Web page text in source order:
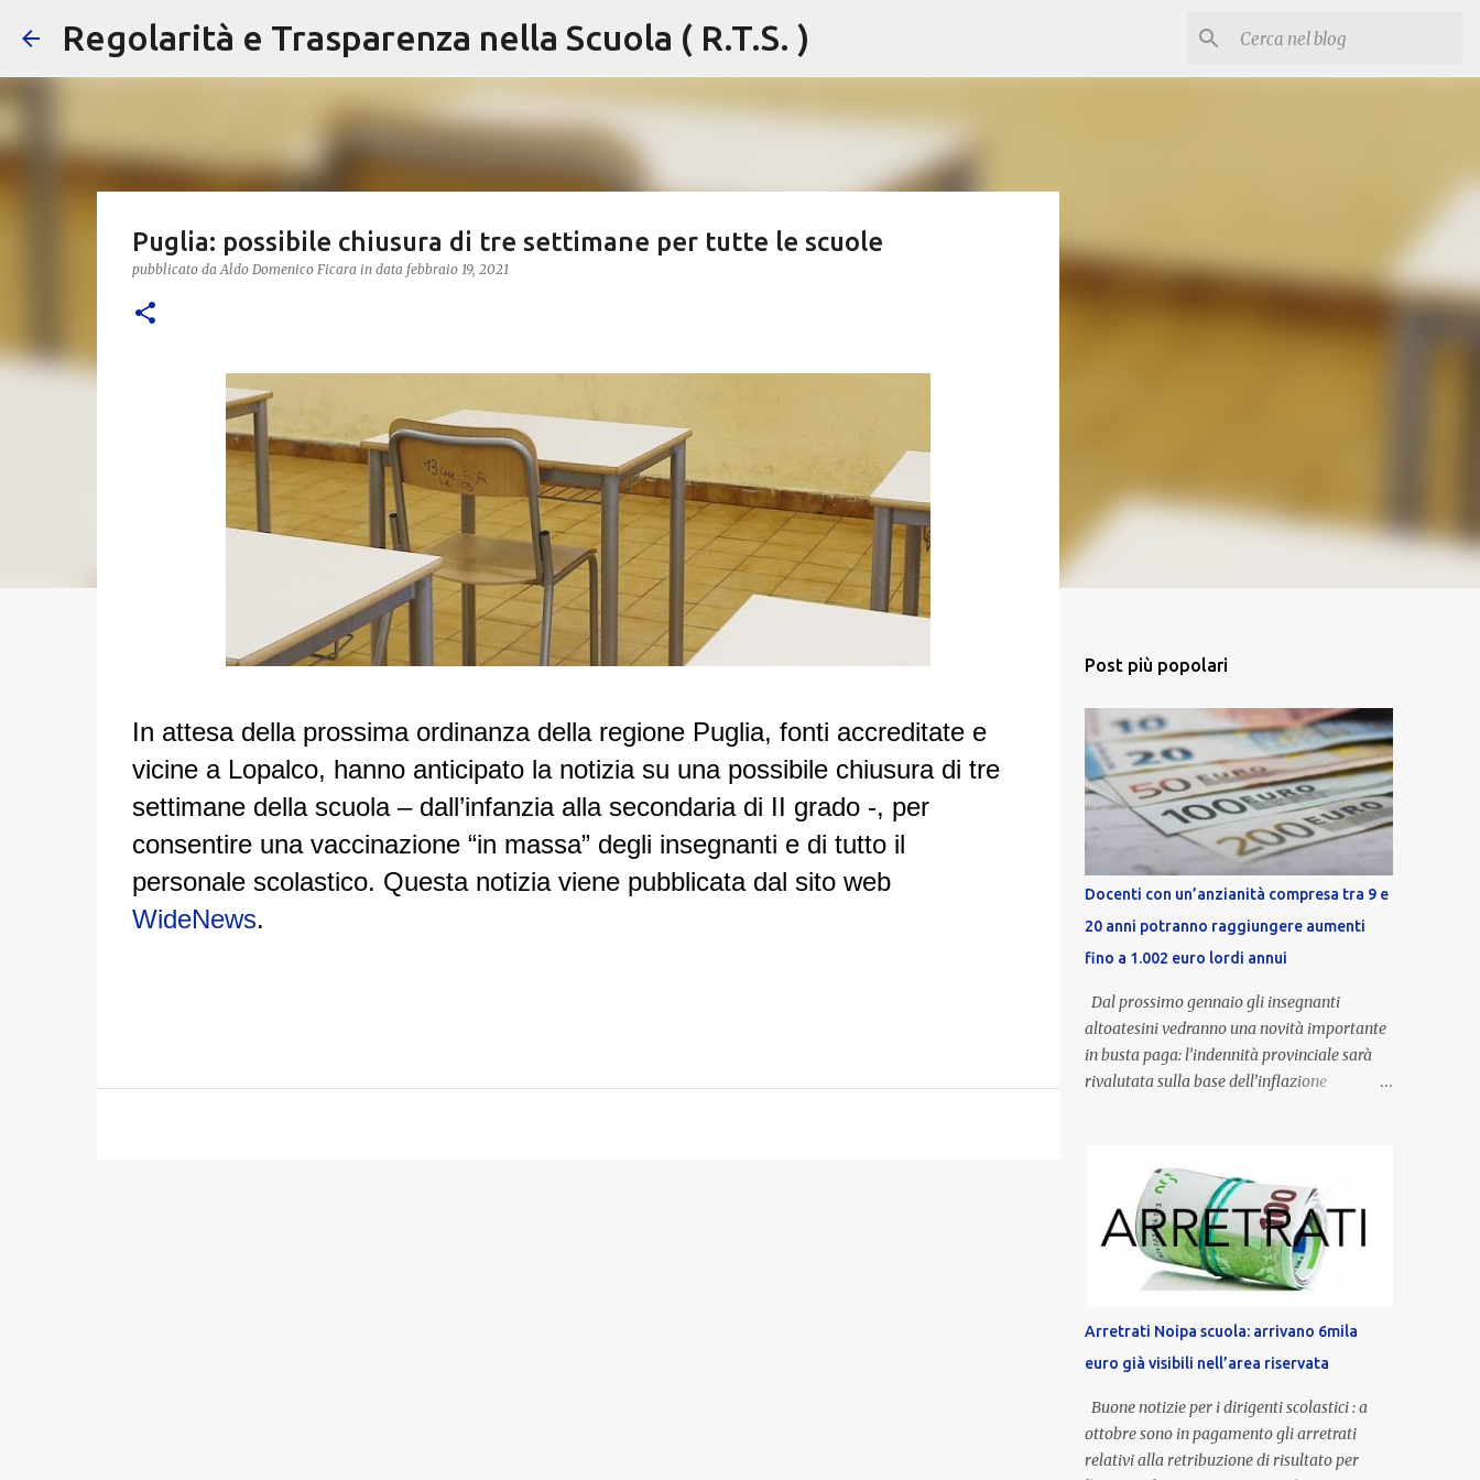
Passa ai contenuti principali
Regolarità e Trasparenza nella Scuola ( R.T.S. )
Puglia: possibile chiusura di tre settimane per tutte le scuole
pubblicato daAldo Domenico Ficara in data febbraio 19, 2021
In attesa della prossima ordinanza della regione Puglia, fonti accreditate e
vicine a Lopalco, hanno anticipato la notizia su una possibile chiusura di tre
settimane della scuola – dall’infanzia alla secondaria di II grado -, per
consentire una vaccinazione “in massa” degli insegnanti e di tutto il
personale scolastico. Questa notizia viene pubblicata dal sito web
WideNews.
Post più popolari
Docenti con un’anzianità compresa tra 9 e
20 anni potranno raggiungere aumenti
fino a 1.002 euro lordi annui
Dal prossimo gennaio gli insegnanti
altoatesini vedranno una novità importante
in busta paga: l’indennità provinciale sarà
rivalutata sulla base dell’inflazione
un’anzianità compresa tra 9 e 20 anni
potranno raggiungere fino a 1.002 euro lordi
annui. Il nuovo contratto provinciale
introduce inoltre un congedo speciale
dedicato alle donne vittime di violenza di
genere, in linea con la normativa nazionale e
con l’obiettivo di offrire maggiore tutela e
supporto in situazioni delicate. L’indennità
provinciale per i docenti è un unicum in
Italia: si tratta di una misura esclusiva della
Provincia autonoma di Bolzano, che integra
Arretrati Noipa scuola: arrivano 6mila
euro già visibili nell’area riservata
Buone notizie per i dirigenti scolastici : a
ottobre sono in pagamento gli arretrati
relativi alla retribuzione di risultato per